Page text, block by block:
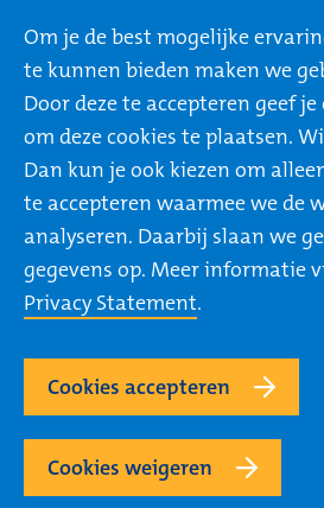
Om je de best mogelijke
te kunnen bieden maken we
Door deze te accepteren geef
om deze cookies te plaatsen.
Dan kun je ook kiezen om
te accepteren waarmee we de
analyseren. Daarbij slaan we
gegevens op. Meer informatie
Privacy Statement.
Cookies accepteren
Cookies weigeren
ROTTERDAM
Rivium Boulevard 46
2909 LK Capelle a/d
IJssel
+31 (0) 85 273 64 27
Routebeschrijving
TILBURG
Ringbaan
Mijn STONE
Privacy